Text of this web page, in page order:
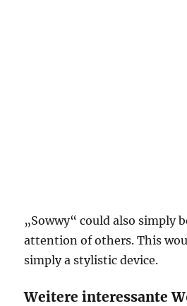
„Sowwy“ could also simply
attention of others. This
simply a stylistic device.
Weitere interessante